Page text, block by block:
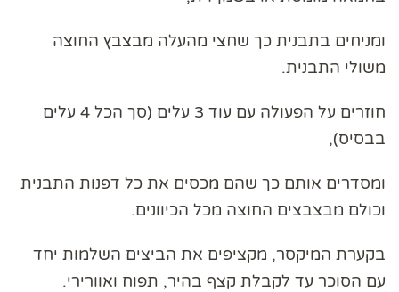
ומניחים בתבנית כך שחצי מהעלה מבצבץ החוצה
משולי התבנית.
חוזרים על הפעולה עם עוד 3 עלים (סך הכל 4 עלים
בבסיס),
ומסדרים אותם כך שהם מכסים את כל דפנות התבנית
וכולם מבצבצים החוצה מכל הכיוונים.
בקערת המיקסר, מקציפים את הביצים השלמות יחד
עם הסוכר עד לקבלת קצף בהיר, תפוח ואוורירי.